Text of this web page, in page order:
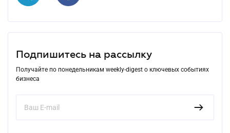
Подпишитесь на рассылку
Получайте по понедельникам weekly-digest о ключевых событиях
бизнеса